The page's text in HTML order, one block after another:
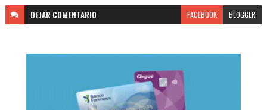
DEJAR COMENTARIO FACEBOOK BLOGGER